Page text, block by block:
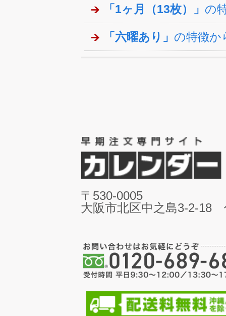
「1ヶ月（13枚）」 の
「六曜あり」 の特徴か
〒530-0005
大阪市北区中之島3-2-18